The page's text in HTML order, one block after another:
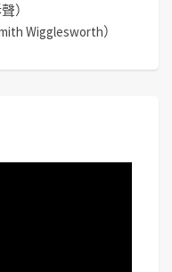
）
Wigglesworth）